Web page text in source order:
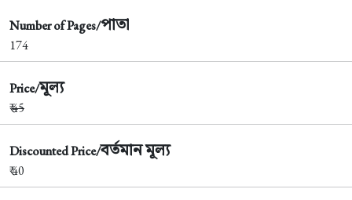
Number of Pages/পাতা
174
Price/মূল্য
₹45
Discounted Price/বর্তমান মূল্য
₹ 40